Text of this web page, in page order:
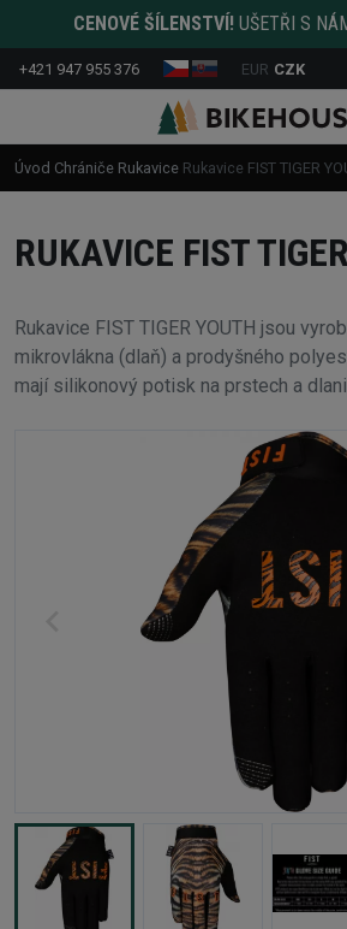
CENOVÉ ŠÍLENSTVÍ! UŠETŘI S
+421 947 955 376 EUR CZK
Úvod Chrániče Rukavice Rukavice FIST TIGER
RUKAVICE FIST
Rukavice FIST TIGER YOUTH jsou
mikrovlákna (dlaň) a prodyšného
mají silikonový potisk na prstech a